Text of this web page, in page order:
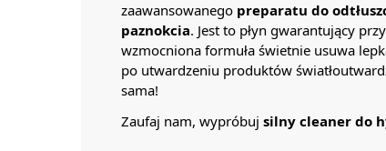
zaawansowanego preparatu do
paznokcia. Jest to płyn gwarantujący
wzmocniona formuła świetnie usuwa
po utwardzeniu produktów
sama!
Zaufaj nam, wypróbuj silny cleaner do